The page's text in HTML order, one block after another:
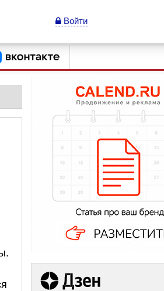
Войти